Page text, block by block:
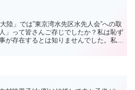
陸」では‟東京湾水先区水先人会”への取
」って皆さんご存じでしたか？私は恥ず
が存在するとは知りませんでした。私た